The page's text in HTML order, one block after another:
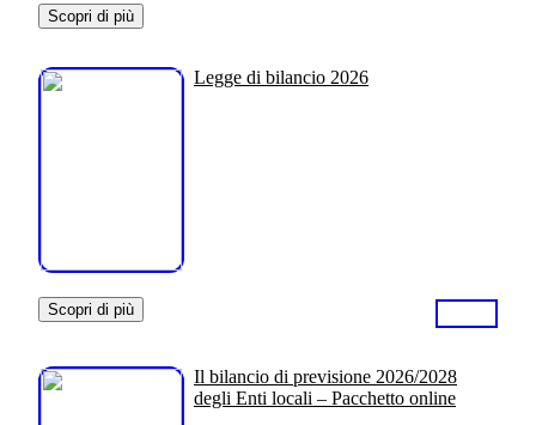
Scopri di più
Legge di bilancio 2026
Scopri di più
Il bilancio di previsione 2026/2028
degli Enti locali – Pacchetto online